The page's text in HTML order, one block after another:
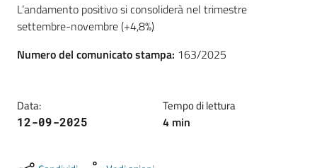
Promuovere
l'impresa
il
L’andamento positivo si consoliderà nel trimestre
settembre-novembre (+4,8%)
Numero del comunicato stampa: 163/2025
Data:
12-09-2025
Tempo di lettura
4 min